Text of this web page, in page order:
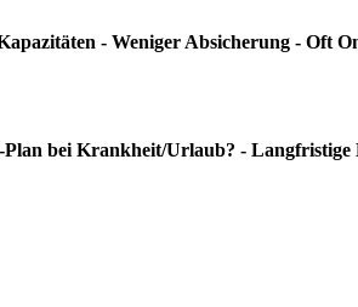
- Weniger Absicherung - Oft
bei Krankheit/Urlaub? - Langfristige